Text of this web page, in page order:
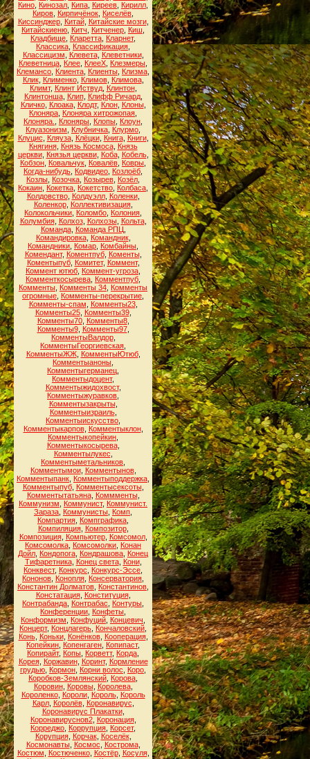
Кино Кинозал Кипа Киреев Кирилл
Киров Кирпичёнок Киселёв
Киссинджер, Китай, Китайские мозги,
Китайскиеню Китч Китченер Киш
Кладбище Кларетта Кларнет,
Классика Классификация
Классицизм
Клевета, Клеветники,
Клеветница Клее КлееХ Клезмеры
Клемансо Клиента Клиенты Клизма
Клик, Клименко, Климов, Климова,
Климт, Клинт Иствуд, Клинтон,
Клинтонша, Клип, Клифф Ричард,
Кличко, Клоака, Клодт, Клон, Клоны,
Клоняра Клоняра хитрожопая
Клоняра.
Клоняры Клопы Клоун
Клуазонизм
Клубничка Клурмо
Клуцис
Кляуза, Клёцки, Книга, Книги,
Княгиня, Князь Космоса, Князь
церкви, Князья церкви, Коба, Кобель,
Кобзон Ковальчук Ковалёв Ковры
Когда-нибудь Кодвидео Козлоёб
Козлы Козочка Козырев Козёл
Кокаин Кокетка Кокетство Колбаса
Колдовство, Колдуэлл, Коленки,
Коленкор, Коллективизация,
Колокольчики Коломбо Колония
Колумбия, Колхоз, Колхозы, Кольта,
Команда, Команда РПЦ
Командировка, Командник,
Командники Комар Комбайны
Комендант, Коментпуб, Коменты,
Коментыпуб, Комитет, Коммент,
Коммент ютюб Коммент-угроза
Комменткосырева Комментпуб
Комменты Комменты 34 Комменты
огромные Комменты-перекрытие
Комменты-спам
Комменты23,
Комменты25, Комменты39,
Комменты70, Комменты8,
Комменты9, Комменты97,
КомментыВалдор,
КомментыГеоргиевская
КомментыЖЖ, КомментыЮтюб,
Комментыаноны
Комментыгерманец
Комментыдоцент,
Комментыжидохвост,
Комментыжуравков
Комментызакрыты,
Комментыизраиль,
Комментыискусство
Комментыкарпов, Комментыклон,
Комментыкопейкин
Комментыкосырева,
Комментылукес
Комментыметальников
Комментымои, Комментынов,
Комментыпанк Комментыподдержка
Комментыпуб, Комментысексоты,
Комментытатьяна, Коммменты,
Коммунизм
Коммунист, Коммунист.
Зараза Коммунисты Комп
Компартия Компграфика
Компиляция, Композитор,
Композиция, Компьютер, Комсомол,
Комсомолка Комсомолки Конан
Дойл Кондопога Кондрашова Конец
Тифаретника, Конец света, Кони,
Конквест, Конкурс Конкурс-Эссе
Кононов Конопля Консерватория
Константин Долматов Константинов
Констатация, Конституция,
Контрабанда Контрабас Контуры
Конференции Конфеты
Конформизм
Конфуций Концевич
Концерт, Концлагерь Кончаловский
Конь, Коньки, Конёнков, Кооперация,
Копейкин Копенгаген Копипаст,
Копирайт, Копы Корветт, Корда
Корея, Коржавин, Коринт, Кормление
грудью Кормон Корни волос Коро
Коробков-Землянский Корова
Коровин, Коровы, Королева,
Короленко, Короли, Король, Король
Карл, Королёв, Коронавирус
Коронавирус Плакатки,
Коронавируснов2, Коронация,
Корреджо Коррупция Корсет,
Корупция, Корчак, Коселёк,
Космонавты, Космос Кострома,
Костюм
Костюченко, Костёр, Косуля,